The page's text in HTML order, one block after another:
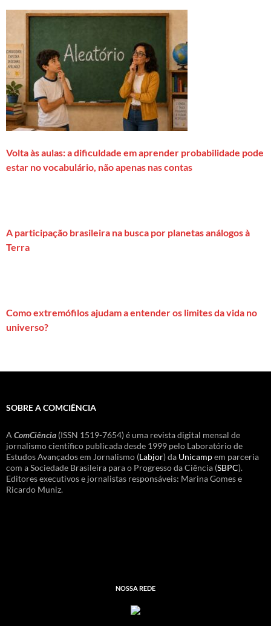
Volta às aulas: a dificuldade em aprender probabilidade pode
estar no vocabulário, não apenas nas contas
A participação brasileira na busca por planetas análogos à
Terra
Como extremófilos ajudam a entender os limites da vida no
universo?
SOBRE A COMCIÊNCIA
A ComCiência (ISSN 1519-7654) é uma revista digital mensal de
jornalismo científico publicada desde 1999 pelo Laboratório de
Estudos Avançados em Jornalismo (Labjor) da Unicampem parceria
com a Sociedade Brasileira para o Progresso da Ciência (SBPC).
Editores executivos e jornalistas responsáveis: Marina Gomes e
Ricardo Muniz.
NOSSA REDE